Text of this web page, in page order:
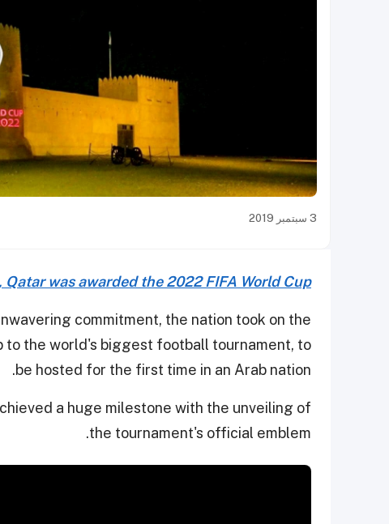
3 سبتمبر 2019
was awarded the 2022 FIFA World Cup
commitment, the nation took on the
to the world's biggest football tournament, to
be hosted for the first time in an Arab nation.
a huge milestone with the unveiling of
the tournament's official emblem.